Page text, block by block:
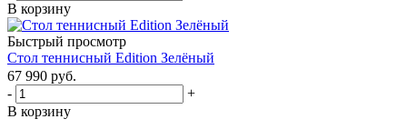
В корзину
Быстрый просмотр
Стол теннисный Edition Зелёный
67 990 руб.
-
+
В корзину